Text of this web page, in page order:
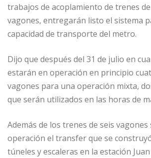
trabajos de acoplamiento de trenes
vagones, entregarán listo el sistema
capacidad de transporte del metro.
Dijo que después del 31 de julio en
estarán en operación en principio
vagones para una operación mixta,
que serán utilizados en las horas de
Además de los trenes de seis vagones
operación el transfer que se
túneles y escaleras en la estación